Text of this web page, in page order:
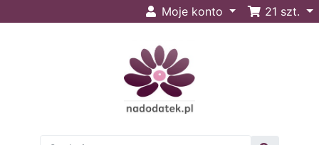
Moje konto 21 szt.